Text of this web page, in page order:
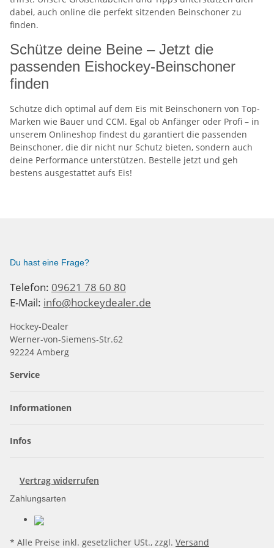
dabei, auch online die perfekt sitzenden Beinschoner zu
finden.
Schütze deine Beine – Jetzt die
passenden Eishockey-Beinschoner
finden
Schütze dich optimal auf dem Eis mit Beinschonern von Top-
Marken wie Bauer und CCM. Egal ob Anfänger oder Profi – in
unserem Onlineshop findest du garantiert die passenden
Beinschoner, die dir nicht nur Schutz bieten, sondern auch
deine Performance unterstützen. Bestelle jetzt und geh
bestens ausgestattet aufs Eis!
Du hast eine Frage?
Telefon: 09621 78 60 80
E-Mail: info@hockeydealer.de
Hockey-Dealer
Werner-von-Siemens-Str.62
92224 Amberg
Service
Informationen
Infos
Vertrag widerrufen
Zahlungsarten
* Alle Preise inkl. gesetzlicher USt., zzgl. Versand